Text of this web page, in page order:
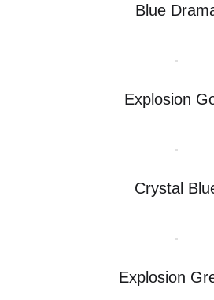
Blue
Explosion
Crystal
Explosion